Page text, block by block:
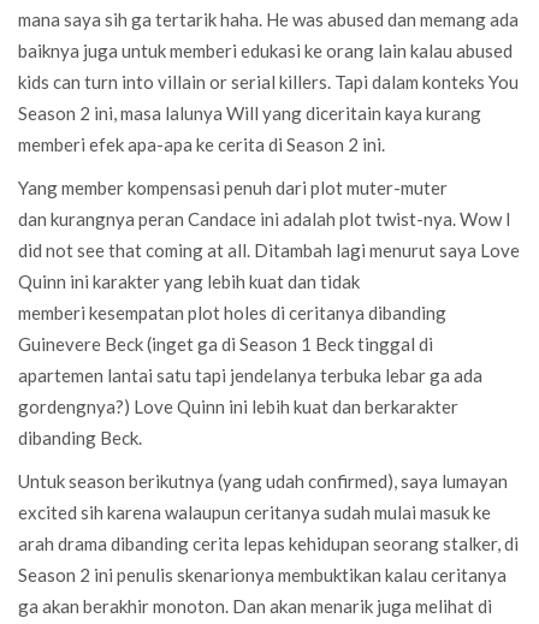
mana saya sih ga tertarik haha. He was abused dan memang ada
baiknya juga untuk memberi edukasi ke orang lain kalau abused
kids can turn into villain or serial killers. Tapi dalam konteks You
Season 2 ini, masa lalunya Will yang diceritain kaya kurang
memberi efek apa-apa ke cerita di Season 2 ini.
Yang member kompensasi penuh dari plot muter-muter
dan kurangnya peran Candace ini adalah plot twist-nya. Wow I
did not see that coming at all. Ditambah lagi menurut saya Love
Quinn ini karakter yang lebih kuat dan tidak
memberi kesempatan plot holes di ceritanya dibanding
Guinevere Beck (inget ga di Season 1 Beck tinggal di
apartemen lantai satu tapi jendelanya terbuka lebar ga ada
gordengnya?) Love Quinn ini lebih kuat dan berkarakter
dibanding Beck.
Untuk season berikutnya (yang udah confirmed), saya lumayan
excited sih karena walaupun ceritanya sudah mulai masuk ke
arah drama dibanding cerita lepas kehidupan seorang stalker, di
Season 2 ini penulis skenarionya membuktikan kalau ceritanya
ga akan berakhir monoton. Dan akan menarik juga melihat di